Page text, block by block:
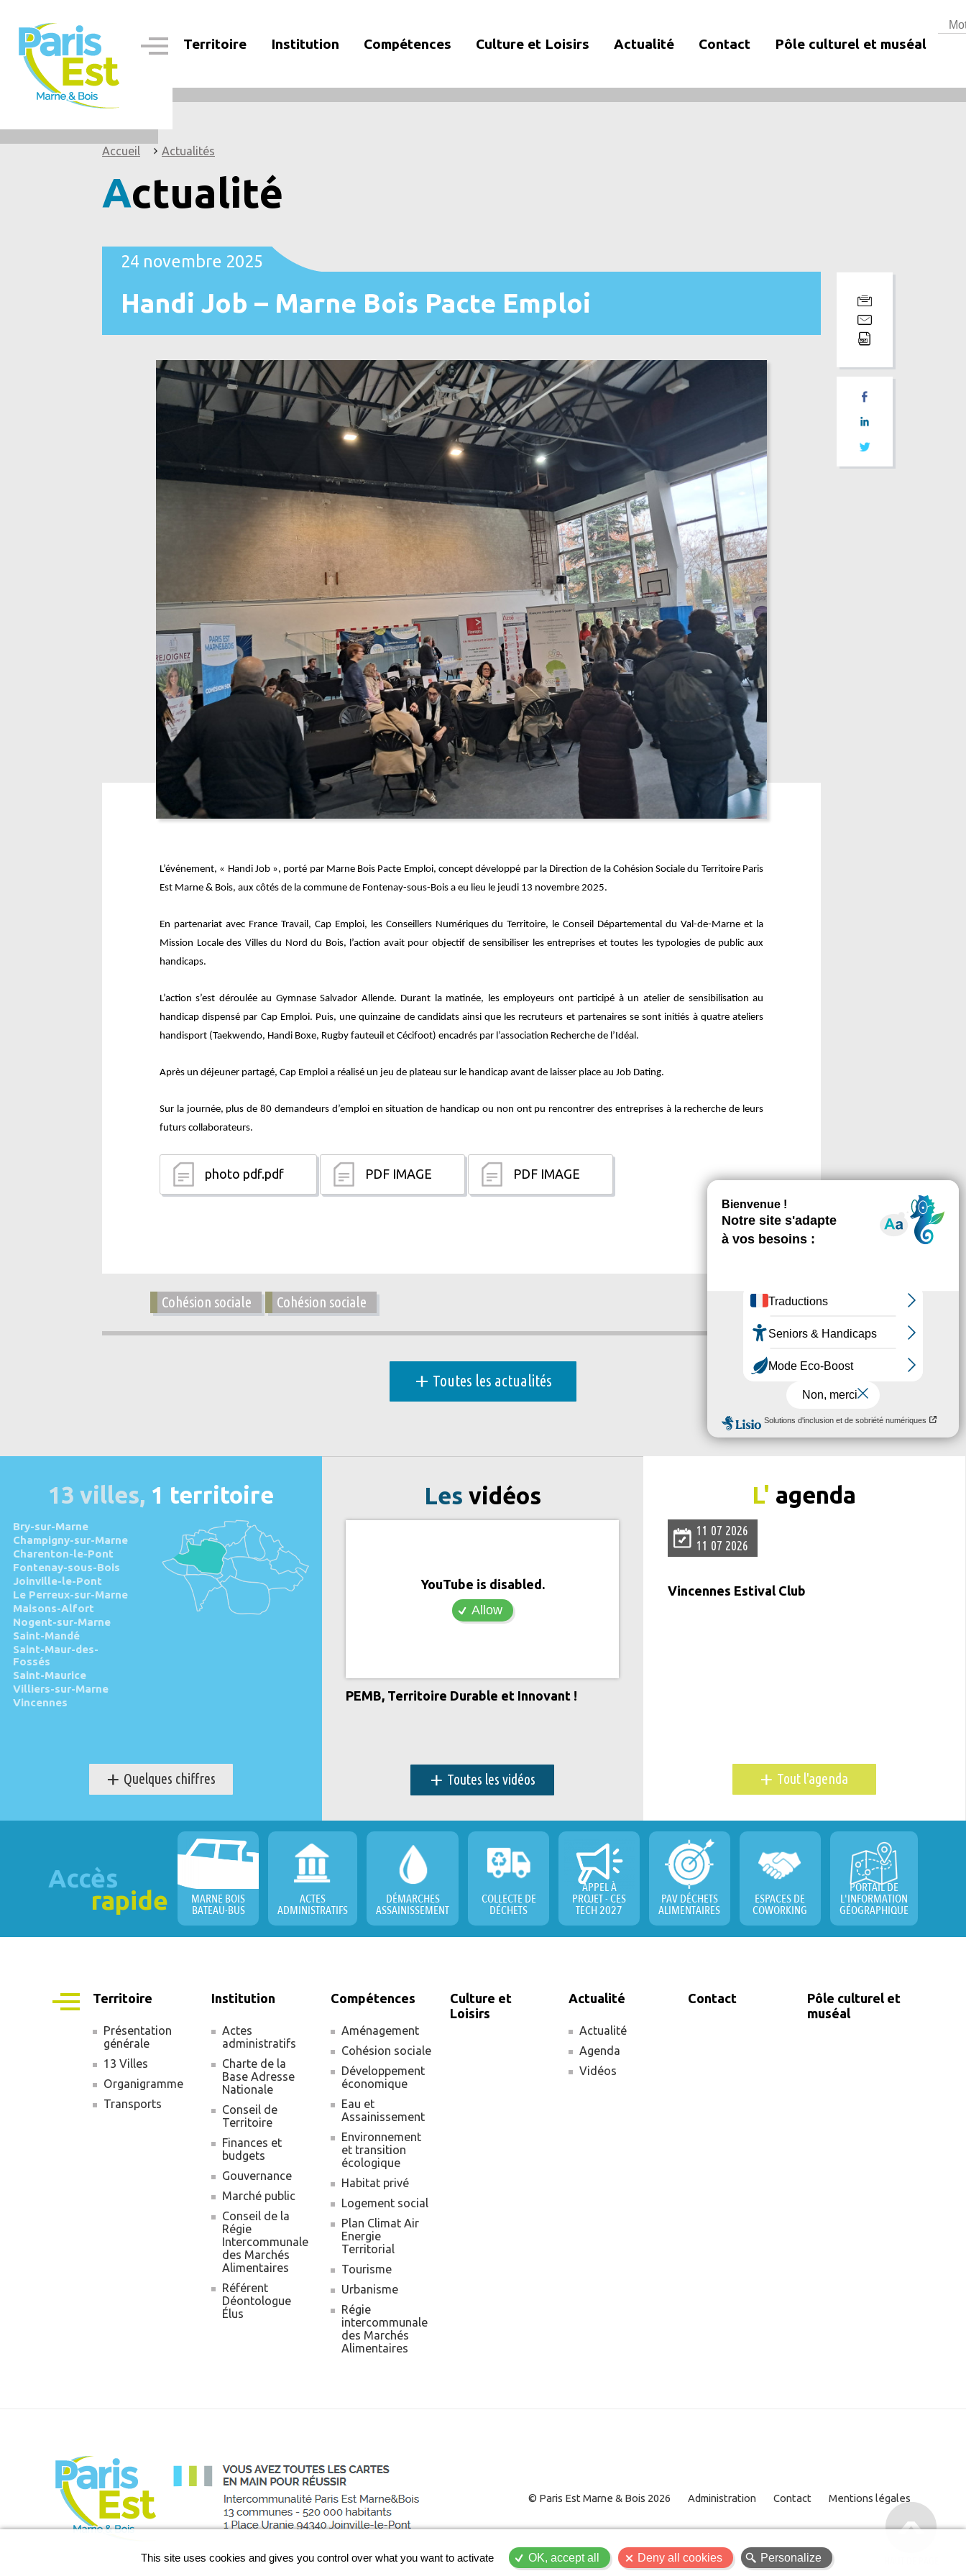
contenu
principal
Navigation
Territoire Institution Compétences Culture et Loisirs Actualité Contact Pôle culturel et muséal
Accueil Actualités
Actualité
24 novembre 2025
Handi Job – Marne Bois Pacte Emploi
L’événement, « Handi Job », porté par Marne Bois Pacte Emploi, concept développé par la Direction de la Cohésion Sociale du Territoire Paris
Est Marne & Bois, aux côtés de la commune de Fontenay-sous-Bois a eu lieu le jeudi 13 novembre 2025.
En partenariat avec France Travail, Cap Emploi, les Conseillers Numériques du Territoire, le Conseil Départemental du Val-de-Marne et la
Mission Locale des Villes du Nord du Bois, l’action avait pour objectif de sensibiliser les entreprises et toutes les typologies de public aux
handicaps.
L’action s’est déroulée au Gymnase Salvador Allende. Durant la matinée, les employeurs ont participé à un atelier de sensibilisation au
handicap dispensé par Cap Emploi. Puis, une quinzaine de candidats ainsi que les recruteurs et partenaires se sont initiés à quatre ateliers
handisport (Taekwendo, Handi Boxe, Rugby fauteuil et Cécifoot) encadrés par l’association Recherche de l’Idéal.
Après un déjeuner partagé, Cap Emploi a réalisé un jeu de plateau sur le handicap avant de laisser place au Job Dating.
Sur la journée, plus de 80 demandeurs d’emploi en situation de handicap ou non ont pu rencontrer des entreprises à la recherche de leurs
futurs collaborateurs.
photo pdf.pdf PDF IMAGE PDF IMAGE
Cohésion sociale Cohésion sociale
+ Toutes les actualités
13 villes, 1 territoire
Bry-sur-Marne
Champigny-sur-Marne
Charenton-le-Pont
Fontenay-sous-Bois
Joinville-le-Pont
Le Perreux-sur-Marne
Maisons-Alfort
Nogent-sur-Marne
Saint-Mandé
Saint-Maur-des-
Fossés
Saint-Maurice
Villiers-sur-Marne
Vincennes
+ Quelques chiffres
Les vidéos
YouTube is disabled.
Allow
PEMB, Territoire Durable et Innovant !
+ Toutes les vidéos
L' agenda
11 07 2026
11 07 2026
Vincennes Estival Club
+ Tout l'agenda
Accès
rapide MARNE BOIS
BATEAU-BUS
ACTES
ADMINISTRATIFS
DÉMARCHES
ASSAINISSEMENT
COLLECTE DE
DÉCHETS
APPEL À
PROJET - CES
TECH 2027
PAV DÉCHETS
ALIMENTAIRES
ESPACES DE
COWORKING
PORTAIL DE
L'INFORMATION
GÉOGRAPHIQUE
Navigation
principale
Territoire
Présentation
générale
13 Villes
Organigramme
Transports
Institution
Actes
administratifs
Charte de la
Base Adresse
Nationale
Conseil de
Territoire
Finances et
budgets
Gouvernance
Marché public
Conseil de la
Régie
Intercommunale
des Marchés
Alimentaires
Référent
Déontologue
Élus
Compétences
Aménagement
Cohésion sociale
Développement
économique
Eau et
Assainissement
Environnement
et transition
écologique
Habitat privé
Logement social
Plan Climat Air
Energie
Territorial
Tourisme
Urbanisme
Régie
intercommunale
des Marchés
Alimentaires
Culture et
Loisirs
Actualité
Actualité
Agenda
Vidéos
Contact
Pôle culturel et
muséal
© Paris Est Marne & Bois 2026
Menu
Administration Contact Mentions légales
This site uses cookies and gives you control over what you want to activate
OK, accept all Deny all cookies Personalize